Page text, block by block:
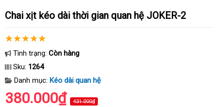
Chai xịt kéo dài thời gian quan hệ JOKER-2
Tình trạng: Còn hàng
Sku: 1264
Danh mục: Kéo dài quan hệ
380.000₫ 431.000₫